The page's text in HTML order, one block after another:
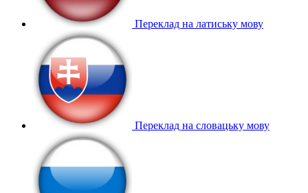
Переклад на латиську мову
Переклад на словацьку мову